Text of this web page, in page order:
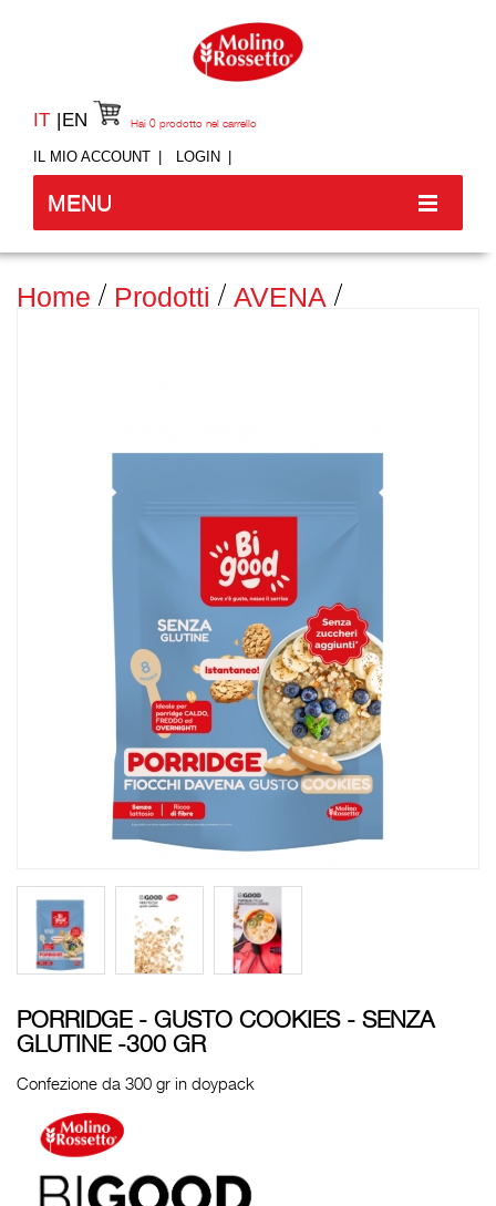
IT EN
IL MIO ACCOUNT LOGIN
Hai 0 prodotto nel carrello
MENU
Home Prodotti
AVENA
PORRIDGE - GUSTO COOKIES - SENZA
GLUTINE -300 GR
Confezione da 300 gr in doypack